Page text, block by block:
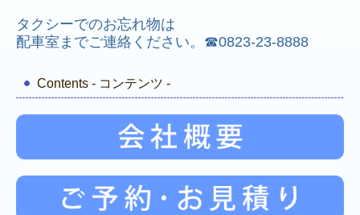
代行運転
お忘れ物
個人情報保護
女性タクシー乗務員
タクシー乗務員
Contents - コンテンツ -
タクシーでのお忘れ物は
配車室までご連絡ください。☎0823-23-8888